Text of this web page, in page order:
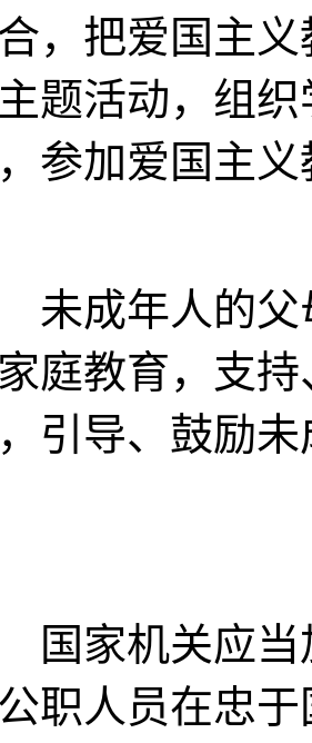
，把爱国主
题活动，组
参加爱国主
未成年人的父
庭教育，支
引导、鼓励
国家机关应当
职人员在忠